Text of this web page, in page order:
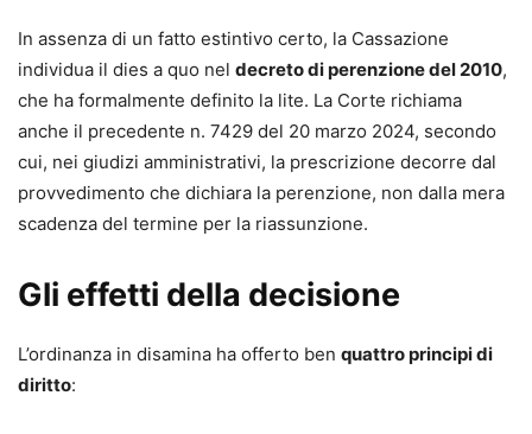
In assenza di un fatto estintivo certo, la Cassazione
individua il dies a quo nel decreto di perenzione del 2010,
che ha formalmente definito la lite. La Corte richiama
anche il precedente n. 7429 del 20 marzo 2024, secondo
cui, nei giudizi amministrativi, la prescrizione decorre dal
provvedimento che dichiara la perenzione, non dalla mera
scadenza del termine per la riassunzione.
Gli effetti della decisione
L’ordinanza in disamina ha offerto ben quattro principi di
diritto: